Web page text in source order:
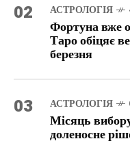
02 АСТРОЛОГІЯ
Фортуна вже
Таро обіцяє
березня
03 АСТРОЛОГІЯ
Місяць
доленосне